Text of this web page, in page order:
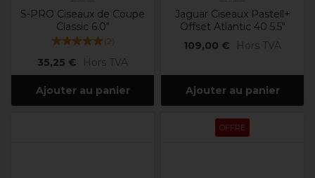
S-PRO Ciseaux de Coupe
Classic 6.0"
(2)
35,25 € Hors TVA
Ajouter au panier
Jaguar Ciseaux Pastell+
Offset Atlantic 40 5.5"
109,00 €
Hors TVA
Ajouter au panier
OFFRE